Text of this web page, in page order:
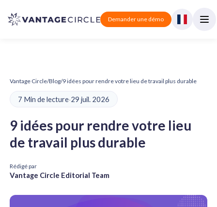
Demander une démo
Vantage Circle/Blog/9 idées pour rendre votre lieu de travail plus durable
7 Min de lecture·29 juil. 2026
9 idées pour rendre votre lieu
de travail plus durable
Rédigé par
Vantage Circle Editorial Team